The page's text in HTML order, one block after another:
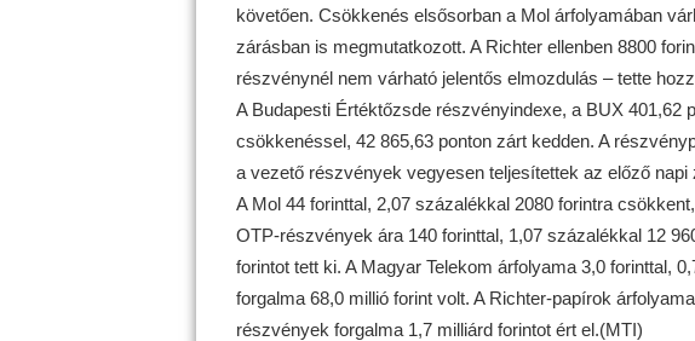
követően. Csökkenés elsősorban a Mol árfolyamában
zárásban is megmutatkozott. A Richter ellenben 8800
részvénynél nem várható jelentős elmozdulás – tette
A Budapesti Értéktőzsde részvényindexe, a BUX 401,62
csökkenéssel, 42 865,63 ponton zárt kedden. A
a vezető részvények vegyesen teljesítettek az előző napi
A Mol 44 forinttal, 2,07 százalékkal 2080 forintra
OTP-részvények ára 140 forinttal, 1,07 százalékkal 12
forintot tett ki. A Magyar Telekom árfolyama 3,0 forinttal,
forgalma 68,0 millió forint volt. A Richter-papírok
részvények forgalma 1,7 milliárd forintot ért el.(MTI)